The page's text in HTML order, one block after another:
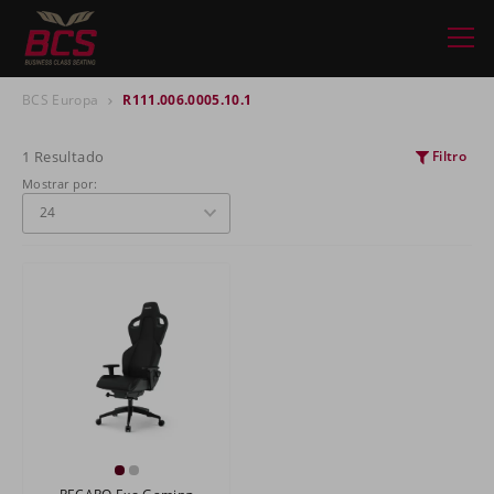
BCS Europa R111.006.0005.10.1
1 Resultado
Filtro
Mostrar por: